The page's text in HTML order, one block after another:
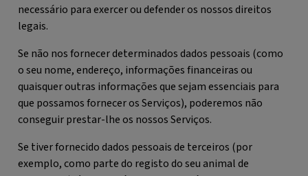
necessário para exercer ou defender os nossos direitos
legais.
Se não nos fornecer determinados dados pessoais (como
o seu nome, endereço, informações financeiras ou
quaisquer outras informações que sejam essenciais para
que possamos fornecer os Serviços), poderemos não
conseguir prestar-lhe os nossos Serviços.
Se tiver fornecido dados pessoais de terceiros (por
exemplo, como parte do registo do seu animal de